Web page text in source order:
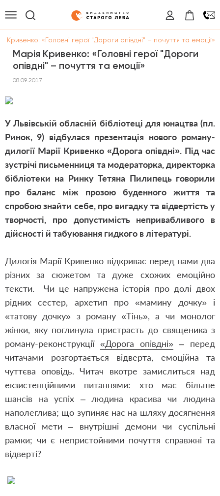
Кривенко: «Головні герої "Дороги опівдні" – почуття та емоції»
Марія Кривенко: «Головні герої "Дороги
опівдні" – почуття та емоції»
08.09.2017
У Львівській обласній бібліотеці для юнацтва (пл.
Ринок, 9) відбулася презентація нового роману-
дилогії Марії Кривенко «Дорога опівдні». Під час
зустрічі письменниця та модераторка, директорка
бібліотеки на Ринку Тетяна Пилипець говорили
про баланс між прозою буденного життя та
спробою знайти себе, про вигадку та відвертість у
творчості, про допустимість непривабливого в
дійсності й табуювання гидкого в літературі.
Дилогія Марії Кривенко відкриває перед нами два
різних за сюжетом та дуже схожих емоційно
тексти. Чи це напружена історія про долі двох
рідних сестер, архетип про «мамину дочку» і
«татову дочку» з роману «Тінь», а чи монолог
жінки, яку поглинула пристрасть до священика з
роману-реконструкції «Дорога опівдні» – перед
читачами розгортається відверта, емоційна та
чуттєва оповідь. Читач вкотре замислиться над
екзистенційними питаннями: хто має більше
шансів на успіх – людина красива чи людина
наполеглива; що зупиняє нас на шляху досягнення
власної мети – внутрішні демони чи суспільні
рамки; чи є непристойними почуття справжні та
відверті?